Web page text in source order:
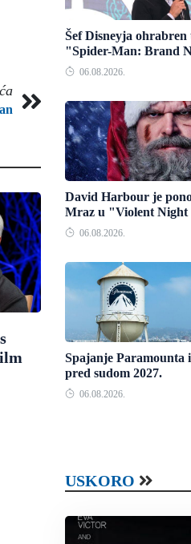
Šef Disneyja ohrabren
"Spider-Man: Brand
06.08.2026.
David Harbour je
Mraz u "Violent Night
06.08.2026.
Spajanje Paramounta
pred sudom 2027.
06.08.2026.
USKORO